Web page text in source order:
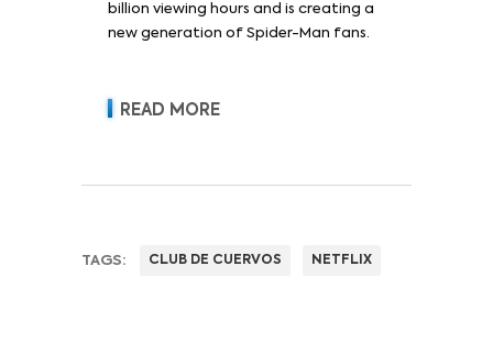
billion viewing hours and is creating a
new generation of Spider-Man fans.
READ MORE
TAGS: CLUB DE CUERVOS NETFLIX